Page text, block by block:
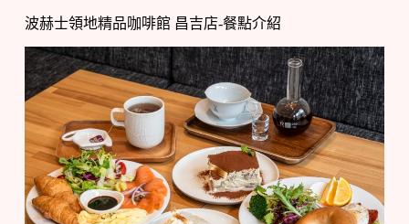
波赫士領地精品咖啡館 昌吉店-餐點介紹